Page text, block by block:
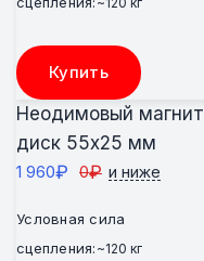
Купить
Неодимовый магнит
диск 55х25 мм
1 960₽ 0₽ и ниже
Условная сила
сцепления: ~120 кг